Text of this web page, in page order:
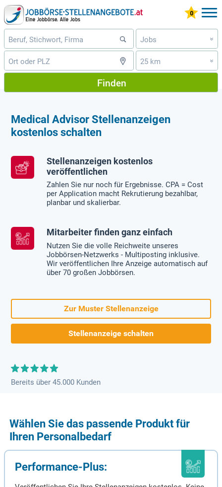
Jobs »
25 km »
Finden
Medical Advisor Stellenanzeigen
kostenlos schalten
Stellenanzeigen kostenlos
veröffentlichen
Zahlen Sie nur noch für Ergebnisse. CPA = Cost
per Application macht Rekrutierung bezahlbar,
planbar und skalierbar.
Mitarbeiter finden ganz einfach
Nutzen Sie die volle Reichweite unseres
Jobbörsen-Netzwerks - Multiposting inklusive.
Wir veröffentlichen Ihre Anzeige automatisch auf
über 70 großen Jobbörsen.
Zur Muster Stellenanzeige
Stellenanzeige schalten
Bereits über 45.000 Kunden
Wählen Sie das passende Produkt für
Ihren Personalbedarf
Performance-Plus: